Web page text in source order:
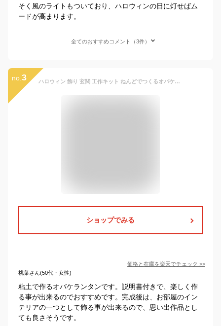
そく風のライトもついており、ハロウィンの日に灯せばム
ードが高まります。
全てのおすすめコメント（3件）
no. 3 ハロウィン 飾り 玄関 工作キット ねんどでつくるオバケランタン 電池 芯材 紙粘土 イースターエッグ プラスチック 自由研究 小学生 工作 キット ランプ 置物 図工 手作り 子供 キッズ 男の子 女の子 子供会 飾り
ショップでみる
価格と在庫を楽天でチェック >>
桃葉さん(50代・女性)
粘土で作るオバケランタンです。説明書付きで、楽しく作
る事が出来るのでおすすめです。完成後は、お部屋のイン
テリアの一つとして飾る事が出来るので、思い出作品とし
ても良さそうです。